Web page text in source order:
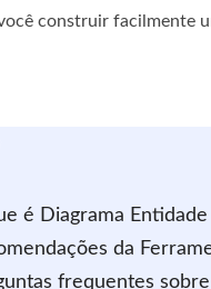
construir facilmente
é Diagrama
da
frequentes